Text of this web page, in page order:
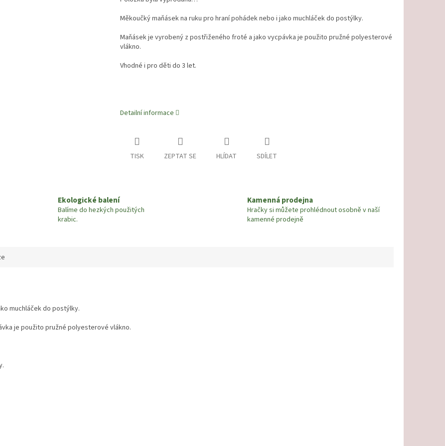
Měkoučký maňásek na ruku pro hraní pohádek nebo i jako muchláček do postýlky.
Maňásek je vyrobený z postřiženého froté a jako vycpávka je použito pružné polyesterové
vlákno.
Vhodné i pro děti do 3 let.
Detailní informace
TISK ZEPTAT SE HLÍDAT SDÍLET
Ekologické balení
Balíme do hezkých použitých
krabic.
Kamenná prodejna
Hračky si můžete prohlédnout osobně v naší
kamenné prodejně
muchláček do postýlky.
je použito pružné polyesterové vlákno.